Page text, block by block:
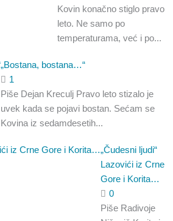
Kovin konačno stiglo pravo
leto. Ne samo po
temperaturama, već i po...
„Bostana, bostana…“
1
Piše Dejan Kreculj Pravo leto stizalo je
uvek kada se pojavi bostan. Sećam se
Kovina iz sedamdesetih...
„Čudesni ljudi“
Lazovići iz Crne
Gore i Korita…
0
Piše Radivoje